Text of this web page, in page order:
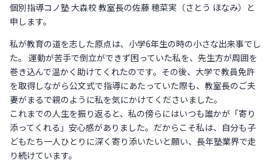
個別指導コノ塾 大森校 教室長の佐藤 穂菜実（さとう ほなみ）と
申します。
私が教育の道を志した原点は、小学6年生の時の小さな出来事でし
た。 運動が苦手で倒立ができず困っていた私を、先生方が周囲を
巻き込んで温かく助けてくれたのです。その後、大学で教員免許
を取得しながら公文式で指導にあたっていた際も、教室長のご夫
妻がまるで親のように私を気にかけてくださいました。
これまでの人生を振り返ると、私の傍らにはいつも誰かが「寄り
添ってくれる」安心感がありました。だからこそ私は、自分も子
どもたち一人ひとりに深く寄り添いたいと願い、長年塾業界で走
り続けています。